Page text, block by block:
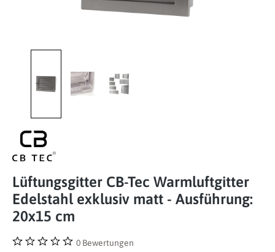
Lüftungsgitter CB-Tec Warmluftgitter
Edelstahl exklusiv matt - Ausführung:
20x15 cm
0 Bewertungen